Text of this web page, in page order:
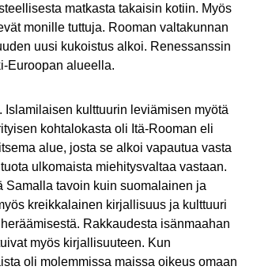
matkasta takaisin kotiin. Myös
monille tuttuja. Rooman valtakunnan
uusi kukoistus alkoi. Renessanssin
Euroopan alueella.
kulttuurin leviämisen myötä
kohtalokasta oli Itä-Rooman eli
alue, josta se alkoi vapautua vasta
ulkomaista miehitysvaltaa vastaan.
Samalla tavoin kuin suomalainen ja
kreikkalainen kirjallisuus ja kulttuuri
Rakkaudesta isänmaahan
myös kirjallisuuteen. Kun
oli molemmissa maissa oikeus omaan